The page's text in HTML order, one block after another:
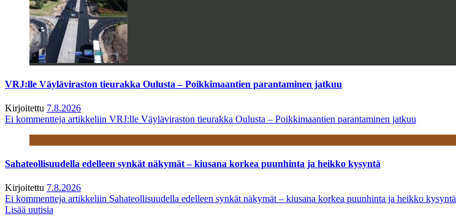
VRJ:lle Väyläviraston tieurakka Oulusta – Poikkimaantien parantaminen jatkuu
Kirjoitettu 7.8.2026
Ei kommentteja artikkeliin VRJ:lle Väyläviraston tieurakka Oulusta – Poikkimaantien parantaminen jatkuu
Sahateollisuudella edelleen synkät näkymät – kiusana korkea puunhinta ja heikko kysyntä
Kirjoitettu 7.8.2026
Ei kommentteja artikkeliin Sahateollisuudella edelleen synkät näkymät – kiusana korkea puunhinta ja heikko kysyntä
Lisää uutisia